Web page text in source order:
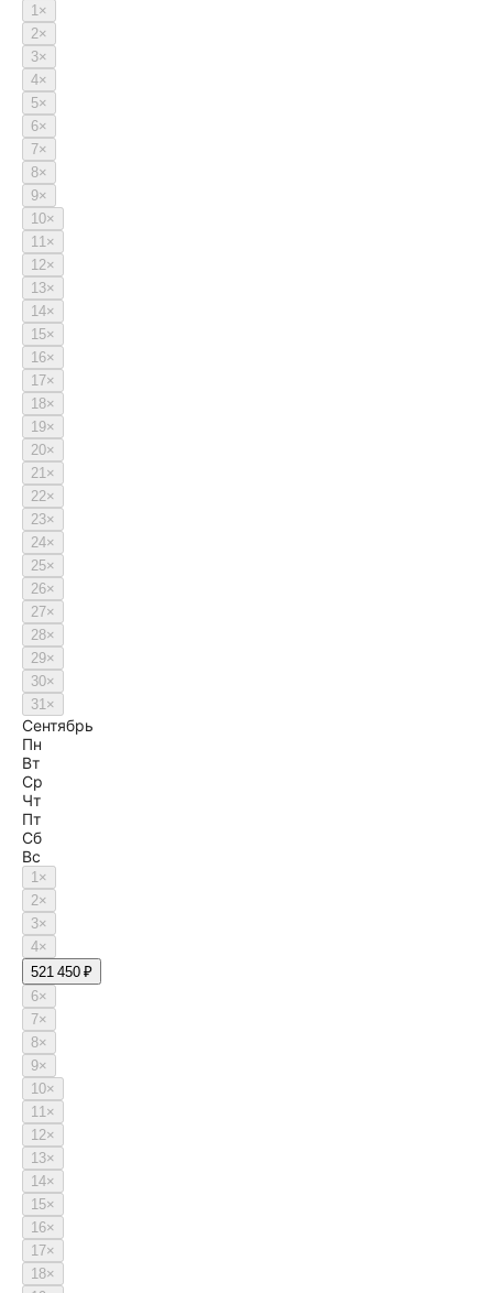
1×
2×
3×
4×
5×
6×
7×
8×
9×
10×
11×
12×
13×
14×
15×
16×
17×
18×
19×
20×
21×
22×
23×
24×
25×
26×
27×
28×
29×
30×
31×
Сентябрь
Пн
Вт
Ср
Чт
Пт
Сб
Вс
1×
2×
3×
4×
521 450 ₽
6×
7×
8×
9×
10×
11×
12×
13×
14×
15×
16×
17×
18×